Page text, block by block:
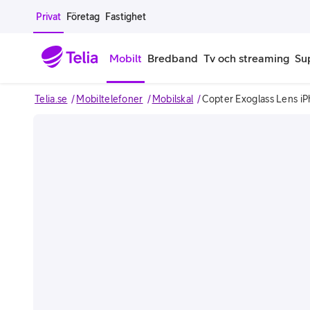
Gå till sidans innehåll
Privat Företag Fastighet
Mobilt Bredband Tv och streaming
Telia.se Mobiltelefoner Mobilskal Copter Exoglass Lens